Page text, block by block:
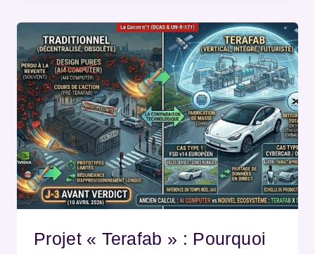
Projet « Terafab » : Pourquoi